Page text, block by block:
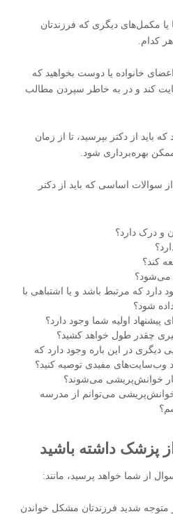
یا مکمل‌های دیگری که فرزندتان
کدام.
خانواده یا دوست بخواهید که
کند و در به خاطر سپردن مطالب
باید از دکتر بپرسید، تا از زمان
بهره‌برداری شود.
سوالات اساسی که باید از دکتر
و درک دارد؟
کند؟
می‌شود؟
دارد که مرتبط باشد و یا اشتباهی با
شود؟
پیشنهاد اولیه شما وجود دارد؟
چقدر طول خواهد کشید؟
دیگری در این باره وجود دارد که
وب‌سایت‌های مفیدی توصیه کنید؟
خوانش‌پریشی می‌شوند؟
می‌توانم از مدرسه
از پزشک داشته باشید
از شما خواهد پرسید، مانند:
متوجه شدید فرزندتان مشکل خواندن